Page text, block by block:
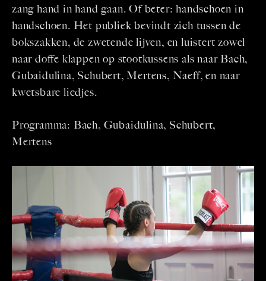
zang hand in hand gaan. Of beter: handschoen in
handschoen. Het publiek bevindt zich tussen de
bokszakken, de zwetende lijven, en luistert zowel
naar doffe klappen op stootkussens als naar Bach,
Gubaidulina, Schubert, Mertens, Naeff, en naar
kwetsbare liedjes.
Programma: Bach, Gubaidulina, Schubert,
Mertens